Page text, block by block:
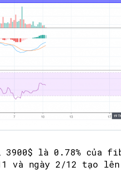
3900$ là 0.78% của
và ngày 2/12 tạo